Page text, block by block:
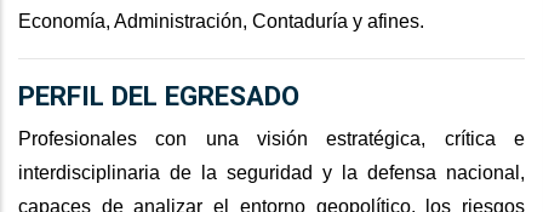
Economía, Administración, Contaduría y afines.
PERFIL DEL EGRESADO
Profesionales con una visión estratégica, crítica e
interdisciplinaria de la seguridad y la defensa nacional,
capaces de analizar el entorno geopolítico, los riesgos